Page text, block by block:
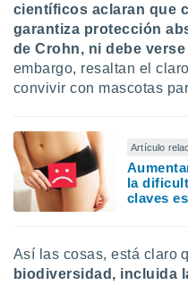
científicos aclaran que
garantiza protección
de Crohn, ni debe
embargo, resaltan el
convivir con mascotas
Artículo
la
claves
Así las cosas, está claro
biodiversidad, incluida